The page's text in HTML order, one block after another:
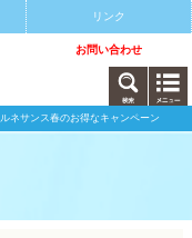
リンク
お問い合わせ
ネサンス春のお得なキャンペーン